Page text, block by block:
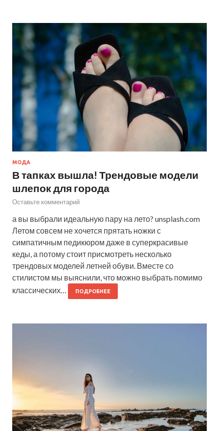
МОДА
В тапках вышла! Трендовые модели
шлепок для города
Оставьте комментарий
а вы выбрали идеальную пару на лето? unsplash.com
Летом совсем не хочется прятать ножки с
симпатичным педикюром даже в суперкрасивые
кеды, а потому стоит присмотреть несколько
трендовых моделей летней обуви. Вместе со
стилистом мы выяснили, что можно выбрать помимо
классических…
ПОДРОБНЕЕ